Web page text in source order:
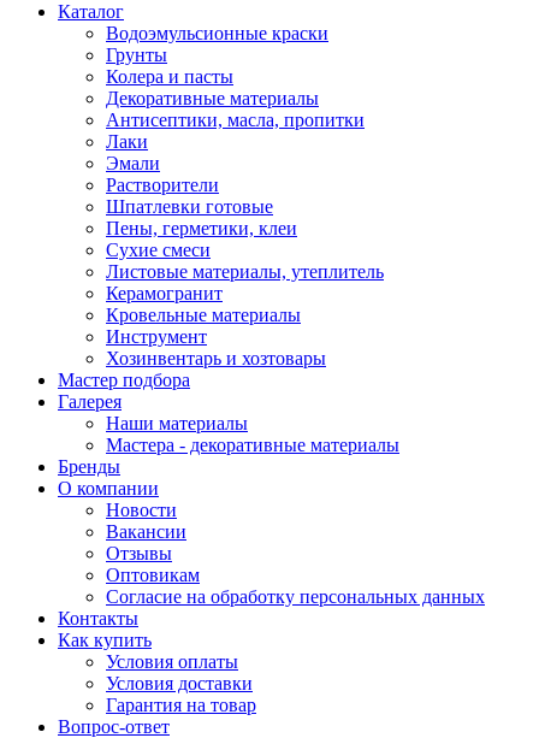
Каталог
Водоэмульсионные краски
Грунты
Колера и пасты
Декоративные материалы
Антисептики, масла, пропитки
Лаки
Эмали
Растворители
Шпатлевки готовые
Пены, герметики, клеи
Сухие смеси
Листовые материалы, утеплитель
Керамогранит
Кровельные материалы
Инструмент
Хозинвентарь и хозтовары
Мастер подбора
Галерея
Наши материалы
Мастера - декоративные материалы
Бренды
О компании
Новости
Вакансии
Отзывы
Оптовикам
Cогласие на обработку персональных данных
Контакты
Как купить
Условия оплаты
Условия доставки
Гарантия на товар
Вопрос-ответ